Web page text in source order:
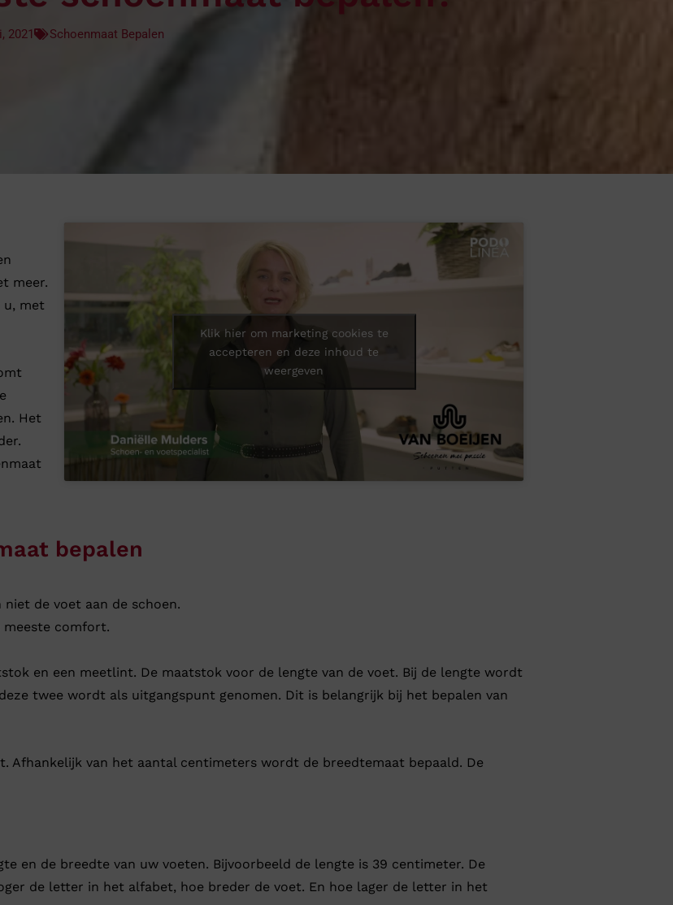
Wandelschoenen
2021 Schoenmaat Bepalen
meer.
u, met
Het
Klik hier om marketing cookies te
accepteren en deze inhoud te
weergeven
bepalen
de voet aan de schoen.
meeste comfort.
en een meetlint. De maatstok voor de lengte van de voet. Bij de lengte wordt
twee wordt als uitgangspunt genomen. Dit is belangrijk bij het bepalen van
Afhankelijk van het aantal centimeters wordt de breedtemaat bepaald. De
en de breedte van uw voeten. Bijvoorbeeld de lengte is 39 centimeter. De
de letter in het alfabet, hoe breder de voet. En hoe lager de letter in het